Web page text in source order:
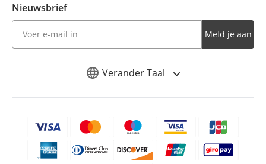
Verander Taal
Nieuwsbrief
Meld je aan